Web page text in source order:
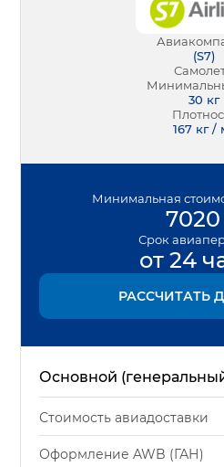
(S7)
30 кг
167 кг /
Минимальная
7020
Срок
от 24
РАССЧИТАТЬ
Основной
Стоимость авиадоставки
Оформление AWB (ГАН)